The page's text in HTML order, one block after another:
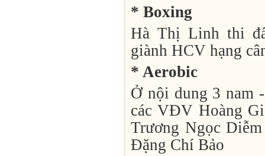
* Boxing
Hà Thị Linh thi
giành HCV hạng
* Aerobic
Ở nội dung 3 nam
các VĐV Hoàng
Trương Ngọc
Đặng Chí Bảo